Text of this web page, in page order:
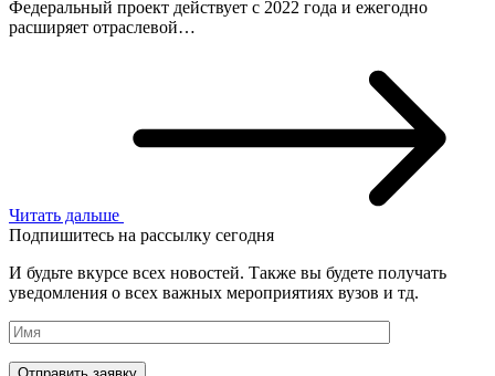
Федеральный проект действует с 2022 года и ежегодно
расширяет отраслевой…
Читать дальше
Подпишитесь на рассылку сегодня
И будьте вкурсе всех новостей. Также вы будете получать
уведомления о всех важных мероприятиях вузов и тд.